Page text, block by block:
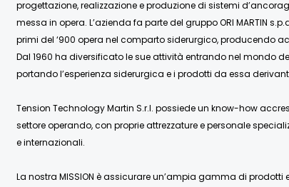
progettazione, realizzazione e produzione di sistemi
messa in opera. L’azienda fa parte del gruppo ORI MARTIN
primi del ‘900 opera nel comparto siderurgico, producendo
Dal 1960 ha diversificato le sue attività entrando nel mondo
portando l’esperienza siderurgica e i prodotti da essa
Tension Technology Martin S.r.l. possiede un know-how
settore operando, con proprie attrezzature e personale
e internazionali.
La nostra MISSION è assicurare un’ampia gamma di prodotti